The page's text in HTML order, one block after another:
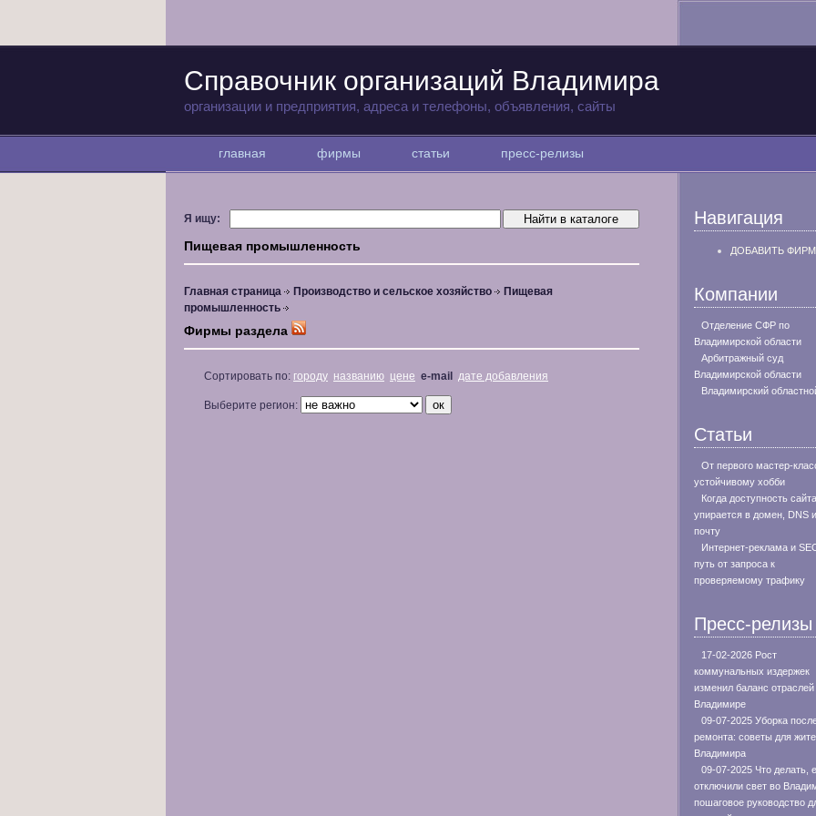
Справочник организаций Владимира
организации и предприятия, адреса и телефоны, объявления, сайты
главная фирмы статьи пресс-релизы
Я ищу:
Пищевая промышленность
Главная страница Производство и сельское хозяйство
Пищевая
промышленность
Фирмы раздела
Сортировать по: городу названию цене e-mail дате добавления
Выберите регион:
Навигация
ДОБАВИТЬ
Компании
Отделение СФР по
Владимирской области
Арбитражный суд
Владимирской области
Владимирский
Статьи
От первого мастер-
устойчивому хобби
Когда доступность сайта
упирается в домен, DNS и
почту
Интернет-реклама и
путь от запроса к
проверяемому трафику
Пресс-релизы
17-02-2026 Рост
коммунальных издержек
изменил баланс отраслей
Владимире
09-07-2025 Уборка
ремонта: советы для
Владимира
09-07-2025 Что делать,
отключили свет во
пошаговое руководство